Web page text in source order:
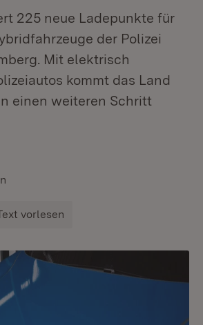
225 neue Ladepunkte für
der Polizei
Mit elektrisch
kommt das Land
einen weiteren Schritt
vorlesen